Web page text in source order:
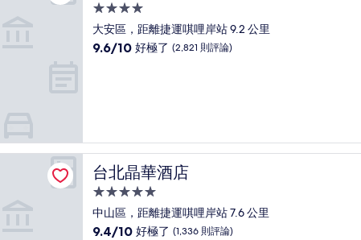
4.0
星
級
大安區，距離捷運唭哩岸站 9.2 公里
9.6
極
了，
(2,821
則
評
論)
9.6/10 好極了 (2,821 則評論)
台北晶華酒店
台北晶華酒店
5.0
星
級
中山區，距離捷運唭哩岸站 7.6 公里
9.4
9.4/10 好極了 (1,336 則評論)